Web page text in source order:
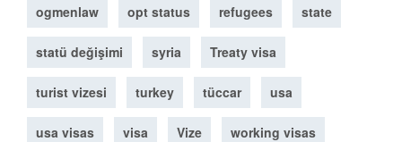
ogmenlaw opt status refugees state
statü değişimi syria Treaty visa
turist vizesi turkey tüccar usa
usa visas visa Vize working visas